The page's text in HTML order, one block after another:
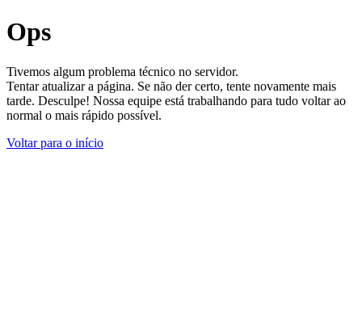
Ops
Tivemos algum problema técnico no servidor.
Tentar atualizar a página. Se não der certo, tente novamente mais
tarde. Desculpe! Nossa equipe está trabalhando para tudo voltar ao
normal o mais rápido possível.
Voltar para o início